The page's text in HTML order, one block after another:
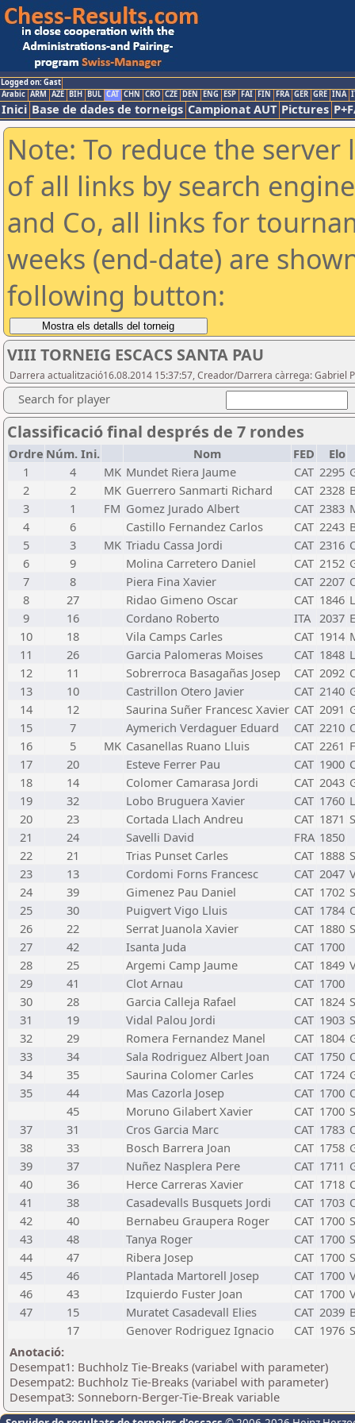
Logged on: Gast
Arabic ARM AZE BIH BUL CAT CHN CRO CZE DEN ENG ESP FAI FIN FRA GER GRE INA
Inici Base de dades de torneigs Campionat AUT Pictures
Note: To reduce the
of all links by search
and Co, all links for
weeks (end-date) are
following button:
VIII TORNEIG ESCACS SANTA PAU
Darrera actualització16.08.2014 15:37:57, Creador/Darrera càrrega: Gabriel
Search for player
Classificació final després de 7 rondes
Ordre Núm. Ini. Nom FED
Elo
1
4 MK Mundet Riera Jaume CAT 2295
2
2 MK Guerrero Sanmarti Richard CAT 2328
3
1 FM Gomez Jurado Albert CAT 2383
4
6 Castillo Fernandez Carlos CAT 2243
5
3 MK Triadu Cassa Jordi CAT 2316
6
9 Molina Carretero Daniel CAT 2152
7
8 Piera Fina Xavier CAT 2207
8
27 Ridao Gimeno Oscar CAT 1846
9
16 Cordano Roberto ITA 2037
10
18 Vila Camps Carles CAT 1914
11
26 Garcia Palomeras Moises CAT 1848
12
11 Sobrerroca Basagañas Josep CAT 2092
13
10 Castrillon Otero Javier CAT 2140
14
12 Saurina Suñer Francesc Xavier CAT 2091
15
7 Aymerich Verdaguer Eduard CAT 2210
16
5 MK Casanellas Ruano Lluis CAT 2261
17
20 Esteve Ferrer Pau CAT 1900
18
14 Colomer Camarasa Jordi CAT 2043
19
32 Lobo Bruguera Xavier CAT 1760
20
23 Cortada Llach Andreu CAT 1871
21
24 Savelli David FRA 1850
22
21 Trias Punset Carles CAT 1888
23
13 Cordomi Forns Francesc CAT 2047
24
39 Gimenez Pau Daniel CAT 1702
25
30 Puigvert Vigo Lluis CAT 1784
26
22 Serrat Juanola Xavier CAT 1880
27
42 Isanta Juda CAT 1700
28
25 Argemi Camp Jaume CAT 1849
29
41 Clot Arnau CAT 1700
30
28 Garcia Calleja Rafael CAT 1824
31
19 Vidal Palou Jordi CAT 1903
32
29 Romera Fernandez Manel CAT 1804
33
34 Sala Rodriguez Albert Joan CAT 1750
34
35 Saurina Colomer Carles CAT 1724
35
44 Mas Cazorla Josep CAT 1700
45
Moruno Gilabert Xavier CAT 1700
37
31 Cros Garcia Marc CAT 1783
38
33 Bosch Barrera Joan CAT 1758
39
37 Nuñez Nasplera Pere CAT 1711
40
36 Herce Carreras Xavier CAT 1718
41
38 Casadevalls Busquets Jordi CAT 1703
42
40 Bernabeu Graupera Roger CAT 1700
43
48 Tanya Roger CAT 1700
44
47 Ribera Josep CAT 1700
45
46 Plantada Martorell Josep CAT 1700
46
43 Izquierdo Fuster Joan CAT 1700
47
15 Muratet Casadevall Elies CAT 2039
17
Genover Rodriguez Ignacio CAT 1976
Anotació:
Desempat1: Buchholz Tie-Breaks (variabel with parameter)
Desempat2: Buchholz Tie-Breaks (variabel with parameter)
Desempat3: Sonneborn-Berger-Tie-Break variable